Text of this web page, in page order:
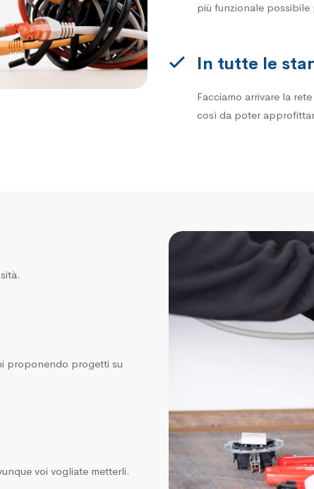
più funzionale possibile
In tutte le
Facciamo arrivare la
così da poter
proponendo progetti su
voi vogliate metterli.